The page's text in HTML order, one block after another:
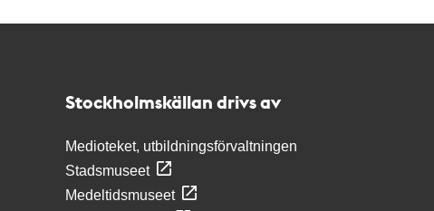
Stockholmskällan drivs av
Medioteket, utbildningsförvaltningen
Stadsmuseet
Medeltidsmuseet